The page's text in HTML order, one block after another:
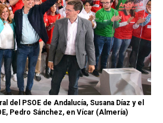
del PSOE de Andalucía, Susana Díaz y el
Pedro Sánchez, en Vícar (Almería)